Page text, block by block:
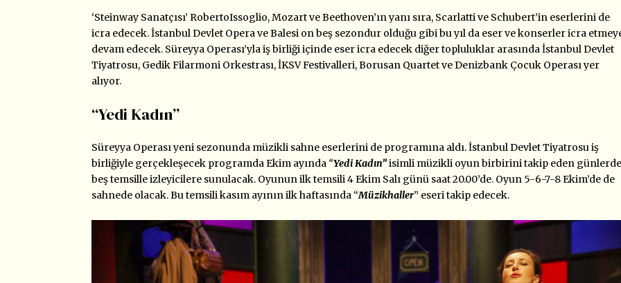
‘Steinway Sanatçısı’ RobertoIssoglio, Mozart ve Beethoven’ın yanı sıra, Scarlatti ve Schubert’in eserlerini de
icra edecek. İstanbul Devlet Opera ve Balesi on beş sezondur olduğu gibi bu yıl da eser ve konserler icra
devam edecek. Süreyya Operası’yla iş birliği içinde eser icra edecek diğer topluluklar arasında İstanbul Devlet
Tiyatrosu, Gedik Filarmoni Orkestrası, İKSV Festivalleri, Borusan Quartet ve Denizbank Çocuk Operası yer
alıyor.
“Yedi Kadın”
Süreyya Operası yeni sezonunda müzikli sahne eserlerini de programına aldı. İstanbul Devlet Tiyatrosu iş
birliğiyle gerçekleşecek programda Ekim ayında “Yedi Kadın”isimli müzikli oyun birbirini takip eden günlerde
beş temsille izleyicilere sunulacak. Oyunun ilk temsili 4 Ekim Salı günü saat 20.00’de. Oyun 5-6-7-8 Ekim’de de
sahnede olacak. Bu temsili kasım ayının ilk haftasında “Müzikhaller” eseri takip edecek.